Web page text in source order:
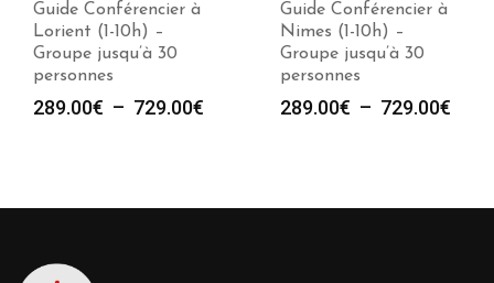
Guide Conférencier à
Lorient (1-10h) –
Groupe jusqu’à 30
personnes
289.00€ – 729.00€
à
Guide Conférencier à
Nimes (1-10h) –
Groupe jusqu’à 30
personnes
289.00€ – 729.00€
à